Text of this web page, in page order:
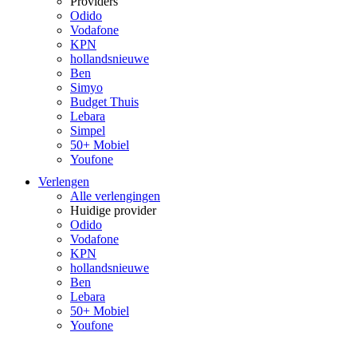
Odido
Vodafone
KPN
hollandsnieuwe
Ben
Simyo
Budget Thuis
Lebara
Simpel
50+ Mobiel
Youfone
Verlengen
Alle verlengingen
Huidige provider
Odido
Vodafone
KPN
hollandsnieuwe
Ben
Lebara
50+ Mobiel
Youfone